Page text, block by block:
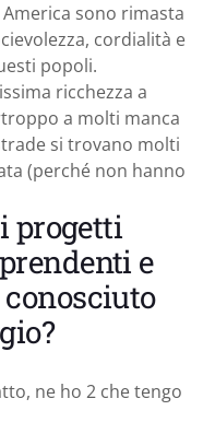
sono rimasta
cordialità e
popoli.
ricchezza a
a molti manca
si trovano molti
(perché non hanno
progetti
e
ne ho 2 che tengo